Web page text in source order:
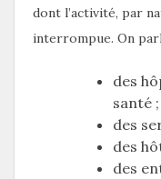
dont l’activité, par
interrompue. On
des
santé ;
des
des
des